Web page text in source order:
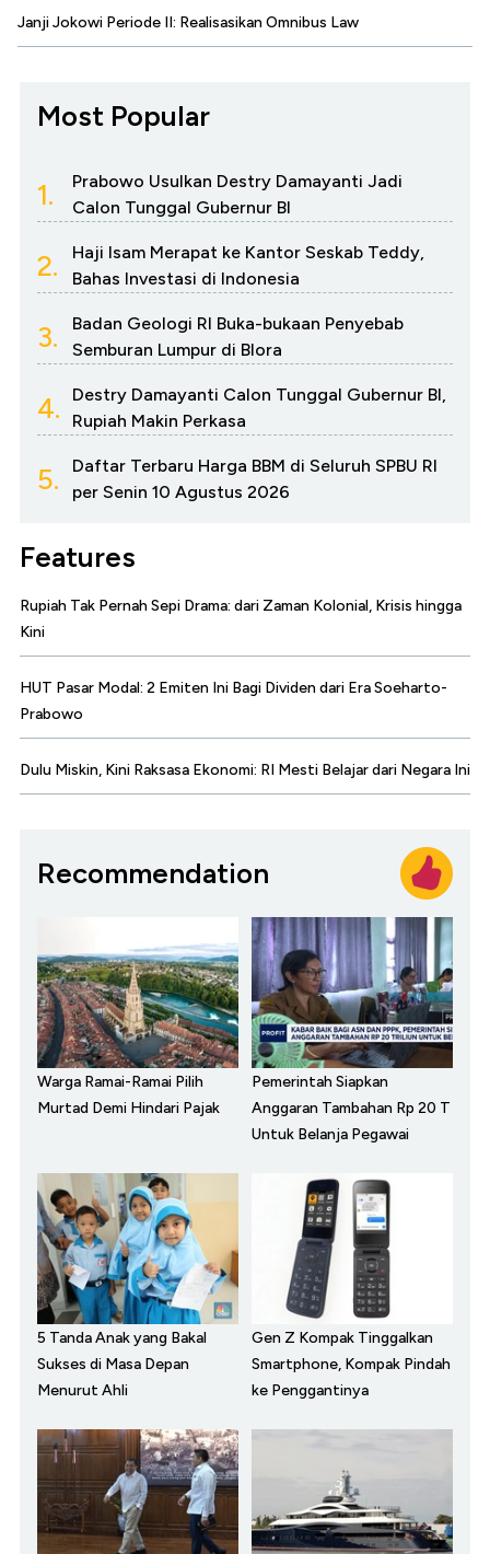
Janji Jokowi Periode II: Realisasikan Omnibus Law
Most Popular
1.
Prabowo Usulkan Destry Damayanti Jadi
Calon Tunggal Gubernur BI
2.
Haji Isam Merapat ke Kantor Seskab Teddy,
Bahas Investasi di Indonesia
3.
Badan Geologi RI Buka-bukaan Penyebab
Semburan Lumpur di Blora
4.
Destry Damayanti Calon Tunggal Gubernur BI,
Rupiah Makin Perkasa
5.
Daftar Terbaru Harga BBM di Seluruh SPBU RI
per Senin 10 Agustus 2026
Features
Rupiah Tak Pernah Sepi Drama: dari Zaman Kolonial, Krisis hingga
Kini
HUT Pasar Modal: 2 Emiten Ini Bagi Dividen dari Era Soeharto-
Prabowo
Dulu Miskin, Kini Raksasa Ekonomi: RI Mesti Belajar dari Negara Ini
Recommendation
Warga Ramai-Ramai Pilih
Murtad Demi Hindari Pajak
Pemerintah Siapkan
Anggaran Tambahan Rp 20 T
Untuk Belanja Pegawai
5 Tanda Anak yang Bakal
Sukses di Masa Depan
Menurut Ahli
Gen Z Kompak Tinggalkan
Smartphone, Kompak Pindah
ke Penggantinya